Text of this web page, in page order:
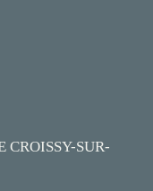
SUR-